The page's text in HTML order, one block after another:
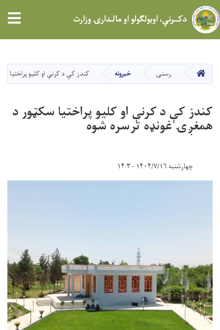
دانګل
دکــرنې، اوبولګولو او مالـدارۍ وزارت
کور رسنۍ خبرونه کندز کې د کرنې او کلیو پراختیا
کندز کې د کرنې او کلیو پراختیا سکټور د
همغږۍ غونډه ترسره شوه
چهارشنبه ۱۴۰۴/۷/۱۶ - ۱۴:۳